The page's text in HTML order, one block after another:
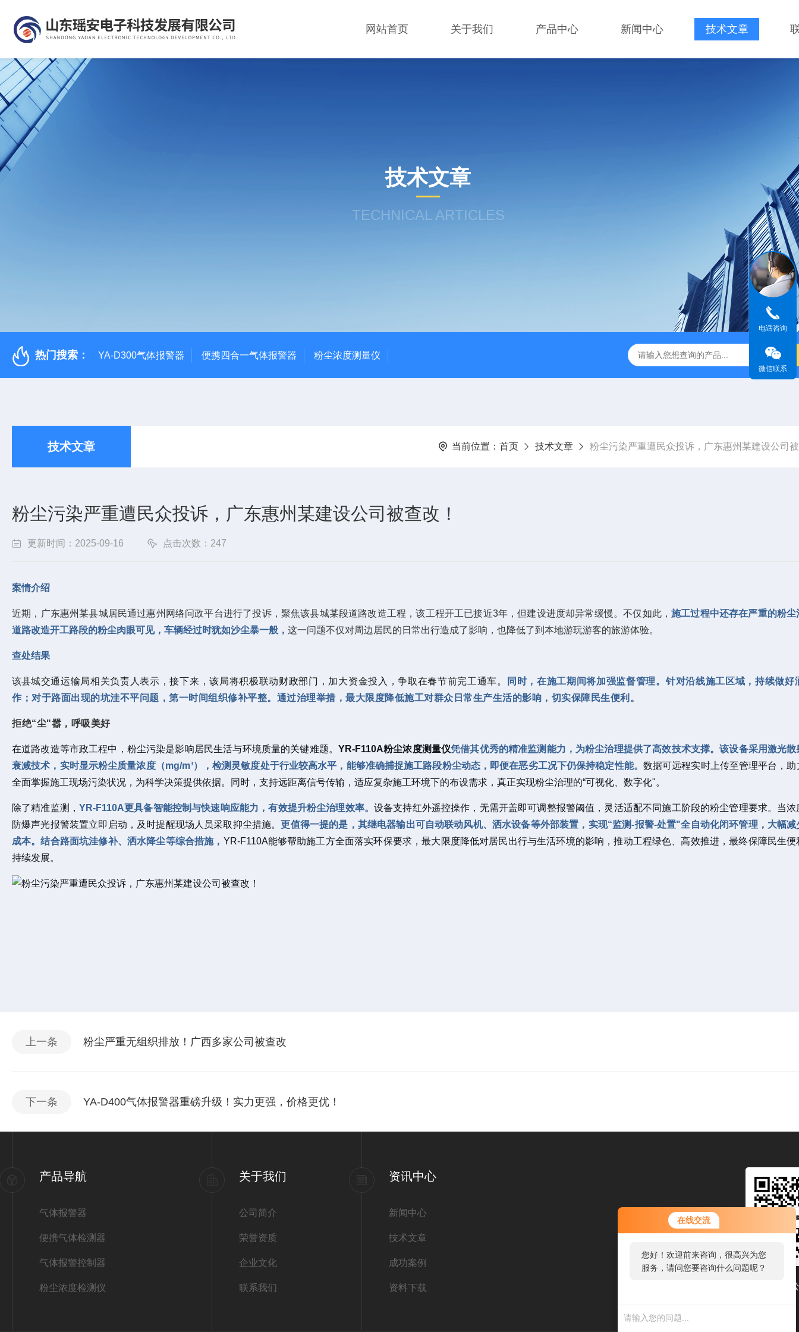
在线交流
您好！欢迎前来咨询，很高兴为您
服务，请问您要咨询什么问题呢？
网站首页 关于我们 产品中心 新闻中心 技术文章
技术文章
TECHNICAL ARTICLES
热门搜索： YA-D300气体报警器 便携四合一气体报警器 粉尘浓度测量仪
技术文章 当前位置： 首页 技术文章 粉尘污染严重遭民众投诉，广东惠州某建设公司
粉尘污染严重遭民众投诉，广东惠州某建设公司被查改！
更新时间：2025-09-16 点击次数：247
案情介绍
近期，广东惠州某县城居民通过惠州网络问政平台进行了投诉，聚焦该县城某段道路改造工程，该工程开工已接近3年，但建设进度却异常缓慢。不仅如此，施工过程中还存在严重的粉尘
道路改造开工路段的粉尘肉眼可见，车辆经过时犹如沙尘暴一般， 这一问题不仅对周边居民的日常出行造成了影响，也降低了到本地游玩游客的旅游体验。
查处结果
该县城交通运输局相关负责人表示，接下来，该局将积极联动财政部门，加大资金投入，争取在春节前完工通车。
同时，在施工期间将加强监督管理。针对沿线施工区域，持续做好
作；对于路面出现的坑洼不平问题，第一时间组织修补平整。通过治理举措，最大限度降低施工对群众日常生产生活的影响，切实保障民生便利。
拒绝“尘"嚣，呼吸美好
在道路改造等市政工程中，粉尘污染是影响居民生活与环境质量的关键难题。 YR-F110A粉尘浓度测量仪凭借其优秀的精准监测能力，为粉尘治理提供了高效技术支撑。该设备采用激光散
衰减技术，实时显示粉尘质量浓度（mg/m³），检测灵敏度处于行业较高水平，能够准确捕捉施工路段粉尘动态，即便在恶劣工况下仍保持稳定性能。 数据可远程实时上传至管理平台，助
全面掌握施工现场污染状况，为科学决策提供依据。同时，支持远距离信号传输，适应复杂施工环境下的布设需求，真正实现粉尘治理的“可视化、数字化"。
除了精准监测，YR-F110A更具备智能控制与快速响应能力，有效提升粉尘治理效率。 设备支持红外遥控操作，无需开盖即可调整报警阈值，灵活适配不同施工阶段的粉尘管理要求。当浓
防爆声光报警装置立即启动，及时提醒现场人员采取抑尘措施。更值得一提的是，其继电器输出可自动联动风机、洒水设备等外部装置，实现“监测-报警-处置"全自动化闭环管理，大幅减
成本。结合路面坑洼修补、洒水降尘等综合措施， YR-F110A能够帮助施工方全面落实环保要求，最大限度降低对居民出行与生活环境的影响，推动工程绿色、高效推进，最终保障民生便
持续发展。
上一条 粉尘严重无组织排放！广西多家公司被查改
下一条 YA-D400气体报警器重磅升级！实力更强，价格更优！
产品导航
气体报警器
便携气体检测器
气体报警控制器
粉尘浓度检测仪
关于我们
公司简介
荣誉资质
企业文化
联系我们
资讯中心
新闻中心
技术文章
成功案例
资料下载 关注
电话咨询
微信联系